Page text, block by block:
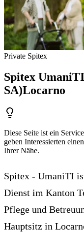
Private Spitex
Spitex
SA)Locarno
Diese Seite ist ein
geben Interessierten
Ihrer Nähe.
Spitex - UmaniTI
Dienst im Kanton
Pflege und
Hauptsitz in